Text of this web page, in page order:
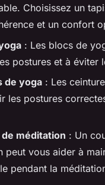
Choisissez un
et un confort
: Les blocs de
postures et à éviter
de yoga : Les
les postures
méditation : Un
peut vous aider à
pendant la